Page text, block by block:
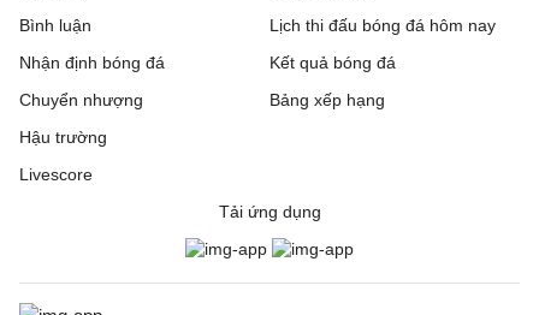
Bình luận
Nhận định bóng đá
Chuyển nhượng
Hậu trường
Livescore
Lịch thi đấu bóng đá hôm nay
Kết quả bóng đá
Bảng xếp hạng
Tải ứng dụng